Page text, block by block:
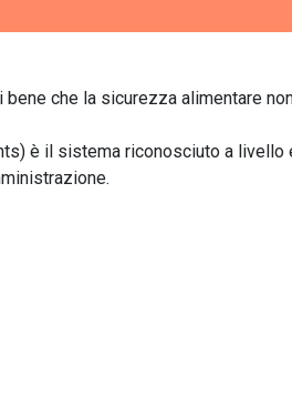
che la sicurezza alimentare
è il sistema riconosciuto a